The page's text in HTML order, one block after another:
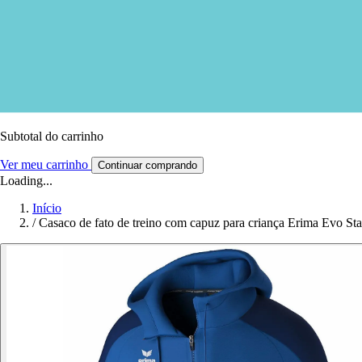
Subtotal do carrinho
Ver meu carrinho Continuar comprando
Loading...
Início
/ Casaco de fato de treino com capuz para criança Erima Evo